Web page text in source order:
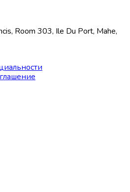
Room 303, Ile Du Port, Mahe,